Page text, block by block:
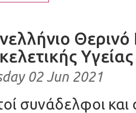
Υγείας
02 Jun 2021
συνάδελφοι και